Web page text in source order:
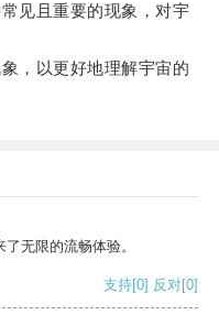
见且重要的现象，对宇
，以更好地理解宇宙的
无限的流畅体验。
支持[0] 反对[0]